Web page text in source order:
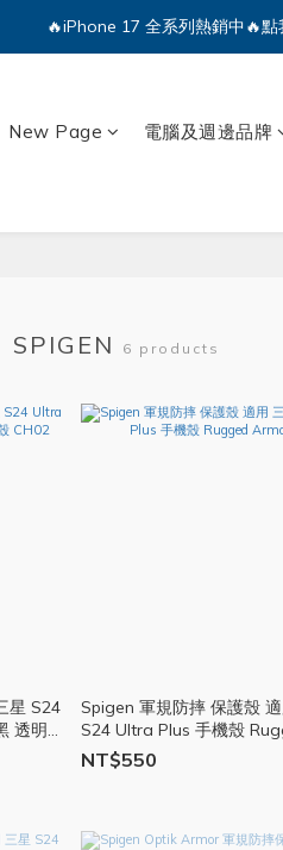
🔥iPhone 17 全系列熱銷中🔥
🔥iPhone 17 全系列熱銷中🔥
🔥iPhone 17 全系列熱銷中🔥
New Page 電腦及週邊品牌
SPIGEN 6 products
星 S24
透明殼
Spigen 軍規防摔 保護殼
S24 Ultra Plus 手機殼
Armor CH01
NT$550